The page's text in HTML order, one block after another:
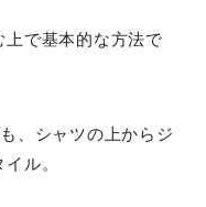
上で基本的な方法で
、シャツの上からジ
ル。